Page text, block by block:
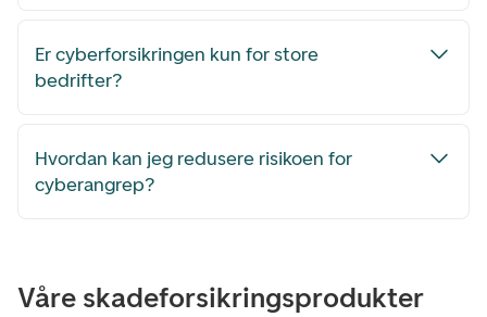
Er cyberforsikringen kun for store
bedrifter?
Hvordan kan jeg redusere risikoen for
cyberangrep?
Våre skadeforsikringsprodukter